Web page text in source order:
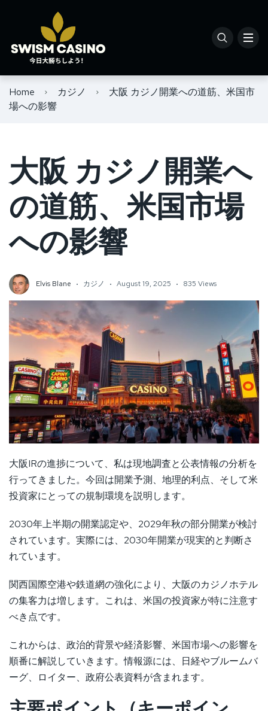
Home カジノ
大阪 カジノ開業への道筋、米国市
場への影響
大阪 カジノ開業へ
の道筋、米国市場
への影響
Elvis Blane カジノ August 19, 2025 835 Views
大阪IRの進捗について、私は現地調査と公表情報の分析を
行ってきました。今回は開業予測、地理的利点、そして米
投資家にとっての規制環境を説明します。
2030年上半期の開業認定や、2029年秋の部分開業が検討
されています。実際には、2030年開業が現実的と判断さ
れています。
関西国際空港や鉄道網の強化により、大阪のカジノホテル
の集客力は増します。これは、米国の投資家が特に注意す
べき点です。
これからは、政治的背景や経済影響、米国市場への影響を
順番に解説していきます。情報源には、日経やブルームバ
ーグ、ロイター、政府公表資料が含まれます。